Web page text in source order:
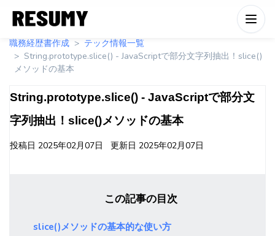
職務経歴書作成
テック情報一覧
String.prototype.slice() - JavaScriptで部分文字列抽出！slice()
メソッドの基本
String.prototype.slice() - JavaScriptで部分文
字列抽出！slice()メソッドの基本
投稿日 2025年02月07日 更新日 2025年02月07日
この記事の目次
slice()メソッドの基本的な使い方